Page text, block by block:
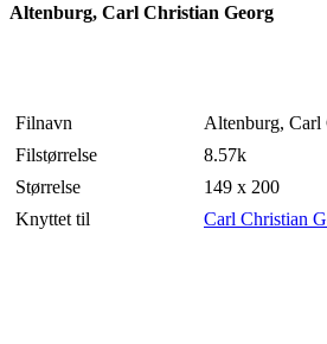
Altenburg, Carl Christian Georg
Filnavn
Altenburg, Carl
Filstørrelse
8.57k
Størrelse
149 x 200
Knyttet til
Carl Christian